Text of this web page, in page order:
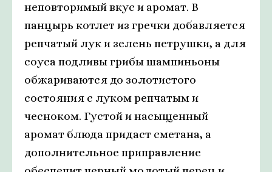
неповторимый вкус и аромат. В
панцырь котлет из гречки добавляется
репчатый лук и зелень петрушки, а для
соуса подливы грибы шампиньоны
обжариваются до золотистого
состояния с луком репчатым и
чесноком. Густой и насыщенный
аромат блюда придаст сметана, а
дополнительное приправление